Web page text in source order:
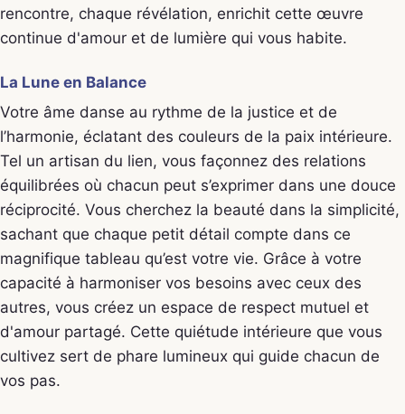
rencontre, chaque révélation, enrichit cette œuvre
continue d'amour et de lumière qui vous habite.
La Lune en Balance
Votre âme danse au rythme de la justice et de
l’harmonie, éclatant des couleurs de la paix intérieure.
Tel un artisan du lien, vous façonnez des relations
équilibrées où chacun peut s’exprimer dans une douce
réciprocité. Vous cherchez la beauté dans la simplicité,
sachant que chaque petit détail compte dans ce
magnifique tableau qu’est votre vie. Grâce à votre
capacité à harmoniser vos besoins avec ceux des
autres, vous créez un espace de respect mutuel et
d'amour partagé. Cette quiétude intérieure que vous
cultivez sert de phare lumineux qui guide chacun de
vos pas.